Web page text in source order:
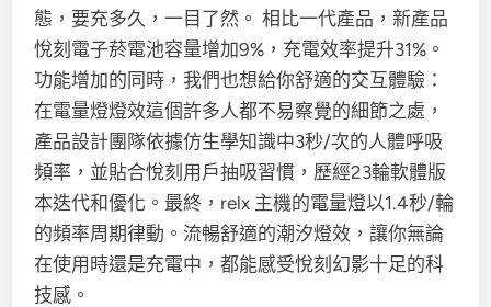
態，要充多久，一目了然。 相比一代產品，新產品
悅刻電子菸電池容量增加9%，充電效率提升31%。
功能增加的同時，我們也想給你舒適的交互體驗：
在電量燈燈效這個許多人都不易察覺的細節之處，
產品設計團隊依據仿生學知識中3秒/次的人體呼吸
頻率，並貼合悅刻用戶抽吸習慣，歷經23輪軟體版
本迭代和優化。最終，relx 主機的電量燈以1.4秒/輪
的頻率周期律動。流暢舒適的潮汐燈效，讓你無論
在使用時還是充電中，都能感受悅刻幻影十足的科
技感。